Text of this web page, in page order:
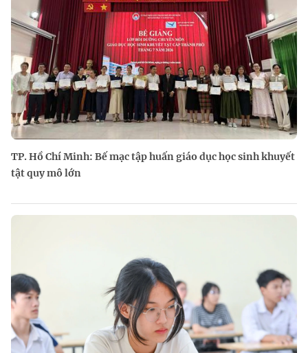
TP. Hồ Chí Minh: Bế mạc tập huấn giáo dục học sinh khuyết
tật quy mô lớn